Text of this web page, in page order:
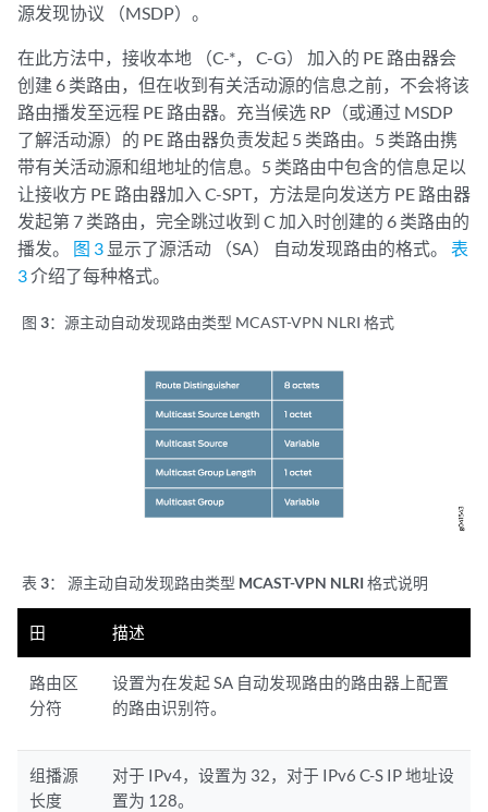
源发现协议 （MSDP）。
在此方法中，接收本地 （C-*， C-G） 加入的 PE 路由器会
创建 6 类路由，但在收到有关活动源的信息之前，不会将该
路由播发至远程 PE 路由器。充当候选 RP（或通过 MSDP
了解活动源）的 PE 路由器负责发起 5 类路由。5 类路由携
带有关活动源和组地址的信息。5 类路由中包含的信息足以
让接收方 PE 路由器加入 C-SPT，方法是向发送方 PE 路由器
发起第 7 类路由，完全跳过收到 C 加入时创建的 6 类路由的
播发。 图 3 显示了源活动 （SA） 自动发现路由的格式。 表
3介绍了每种格式。
图 3： 源主动自动发现路由类型 MCAST-VPN NLRI 格式
表 3： 源主动自动发现路由类型 MCAST-VPN NLRI 格式说明
田 描述
路由区
分符
设置为在发起 SA 自动发现路由的路由器上配置
的路由识别符。
组播源
长度
对于 IPv4，设置为 32，对于 IPv6 C-S IP 地址设
置为 128。